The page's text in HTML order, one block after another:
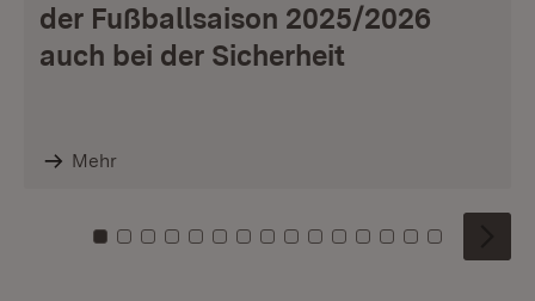
der Fußballsaison 2025/2026
auch bei der Sicherheit
Mehr
Zu Kachel: 0
Zu Kachel: 1
Zu Kachel: 2
Zu Kachel: 3
Zu Kachel: 4
Zu Kachel: 5
Zu Kachel: 6
Zu Kachel: 7
Zu Kachel: 8
Zu Kachel: 9
Zu Kachel: 10
Zu Kachel: 11
Zu Kachel: 12
Zu Kachel:
Zu